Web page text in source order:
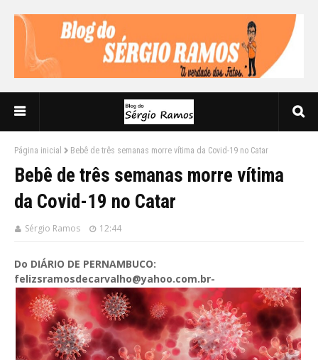
Página inicial Bebê de três semanas morre vítima da Covid-19 no Catar
Bebê de três semanas morre vítima
da Covid-19 no Catar
Sérgio Ramos 12:44
Do DIÁRIO DE PERNAMBUCO:
felizsramosdecarvalho@yahoo.com.br-